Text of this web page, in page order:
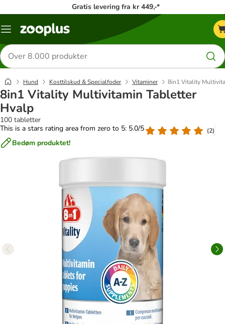
Gratis levering fra kr 449,-*
Menu
Søg
efter
produkter
Hund Kosttilskud & Specialfoder Vitaminer 8in1 Vitality
8in1 Vitality Multivitamin Tabletter
Hvalp
100 tabletter
This is a stars rating area from zero to 5: 5.0/5
(2)
Bedøm produktet!